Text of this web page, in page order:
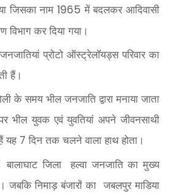
जिसका नाम1965 में बदलकर आदिवासी
विभाग कर दिया गया।
प्रोटो ऑस्ट्रेलॉयड्स परिवार का
हैं।
के समय भील जनजाति द्वारा मनाया जाता
भील युवक एवं युवतियां अपने जीवनसाथी
यह 7 दिन तक चलने वाला हाथ होता।
बालाघाट जिला
हल्वा जनजाति का मुख्य
जबकि निमाड़ बंजारों का जबलपुर माडिया